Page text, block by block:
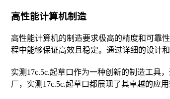
高性能计算机制造
高性能计算机的制造要求极高的精度和可靠
程中能够保证高效且稳定。通过详细的设计
实测17c.5c.起草口作为一种创新的制造工具
厂，实测17c.5c.起草口都展现了其卓越的应